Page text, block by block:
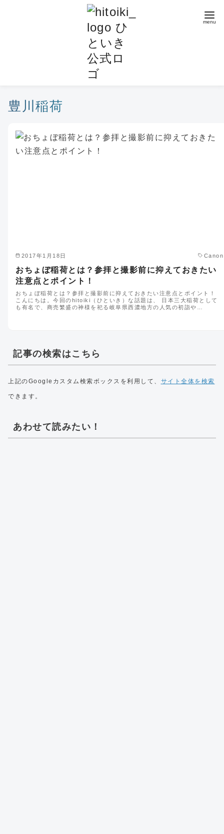
豊川稲荷
2017年1月18日 Canon
おちょぼ稲荷とは？参拝と撮影前に抑えておきたい
注意点とポイント！
おちょぼ稲荷とは？参拝と撮影前に抑えておきたい注意点とポイント！
こんにちは。今回のhitoiki（ひといき）な話題は、 日本三大稲荷として
も有名で、商売繁盛の神様を祀る岐阜県西濃地方の人気の初詣や…
記事の検索はこちら
上記のGoogleカスタム検索ボックスを利用して、 サイト全体を検索
できます。
あわせて読みたい！